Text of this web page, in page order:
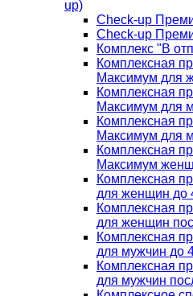
up)
Check-up
Check-up
Комплекс "В
Комплексная
Максимум для
Комплексная
Максимум для
Комплексная
Максимум для
Комплексная
Максимум
Комплексная
для женщин до
Комплексная
для женщин
Комплексная
для мужчин до
Комплексная
для мужчин